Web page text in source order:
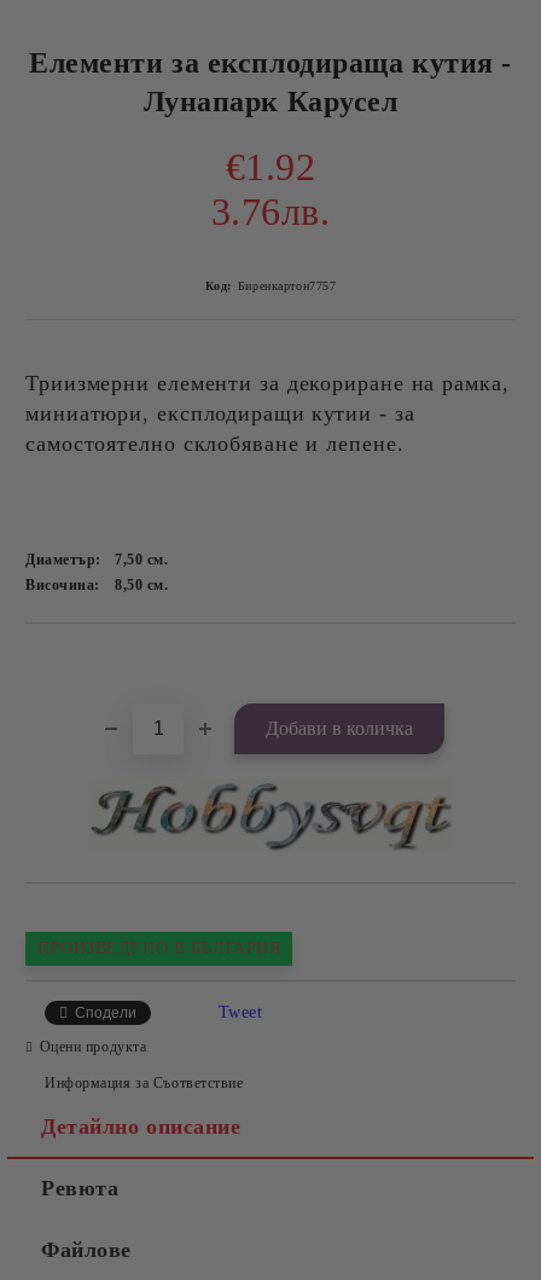
Елементи за експлодираща кутия -
Лунапарк Карусел
€1.92
3.76лв.
Код: Биренкартон7757
Триизмерни елементи за декориране на рамка,
миниaтюри, експлодиращи кутии - за
самостоятелно склобяване и лепене.
Диаметър: 7,50 см.
Височина:
8,50 см.
ПРОИЗВЕДЕНО В БЪЛГАРИЯ
Сподели Tweet
Оцени продукта
Информация за Съответствие
Детайлно описание
Ревюта
Файлове